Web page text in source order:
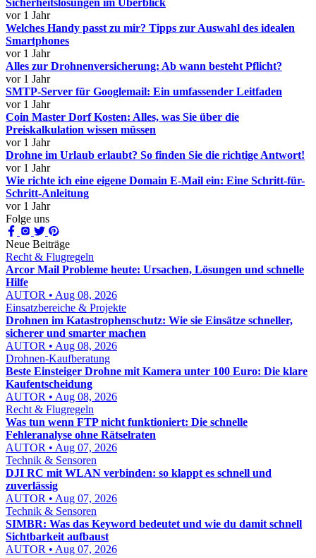
Sicherheitslösungen im Überblick
vor 1 Jahr
Welches Handy passt zu mir? Tipps zur Auswahl des idealen
Smartphones
vor 1 Jahr
Alles zur Drohnenversicherung: Ab wann besteht Pflicht?
vor 1 Jahr
SMTP-Server für Googlemail: Ein umfassender Leitfaden
vor 1 Jahr
Coin Master Dorf Kosten: Alles, was Sie über die
Preiskalkulation wissen müssen
vor 1 Jahr
Drohne im Urlaub erlaubt? So finden Sie die richtige Antwort!
vor 1 Jahr
Wie richte ich eine eigene Domain E-Mail ein: Eine Schritt-für-
Schritt-Anleitung
vor 1 Jahr
Folge uns
Neue Beiträge
Recht & Flugregeln
Arcor Mail Probleme heute: Ursachen, Lösungen und schnelle
Hilfe
AUTOR • Aug 08, 2026
Einsatzbereiche & Projekte
Drohnen im Katastrophenschutz: Wie sie Einsätze schneller,
sicherer und smarter machen
AUTOR • Aug 08, 2026
Drohnen-Kaufberatung
Beste Einsteiger Drohne mit Kamera unter 100 Euro: Die klare
Kaufentscheidung
AUTOR • Aug 08, 2026
Recht & Flugregeln
Was tun wenn FTP nicht funktioniert: Die schnelle
Fehleranalyse ohne Rätselraten
AUTOR • Aug 07, 2026
Technik & Sensoren
DJI RC mit WLAN verbinden: so klappt es schnell und
zuverlässig
AUTOR • Aug 07, 2026
Technik & Sensoren
SIMBR: Was das Keyword bedeutet und wie du damit schnell
Sichtbarkeit aufbaust
AUTOR • Aug 07, 2026